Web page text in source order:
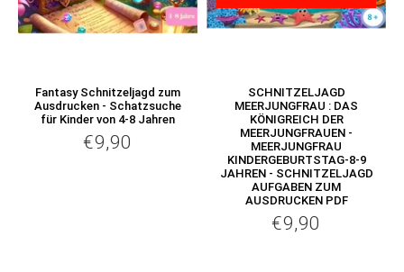
Fantasy Schnitzeljagd zum
Ausdrucken - Schatzsuche
für Kinder von 4-8 Jahren
Normaler
€9,90
SCHNITZELJAGD
MEERJUNGFRAU : DAS
KÖNIGREICH DER
MEERJUNGFRAUEN -
MEERJUNGFRAU
KINDERGEBURTSTAG-8-9
JAHREN - SCHNITZELJAGD
AUFGABEN ZUM
AUSDRUCKEN PDF
Normaler
€9,90